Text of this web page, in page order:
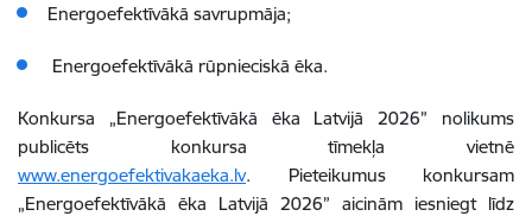
Energoefektīvākā savrupmāja;
Energoefektīvākā rūpnieciskā ēka.
Konkursa „Energoefektīvākā ēka Latvijā 2026” nolikums
publicēts konkursa tīmekļa vietnē
www.energoefektivakaeka.lv. Pieteikumus konkursam
„Energoefektīvākā ēka Latvijā 2026” aicinām iesniegt līdz